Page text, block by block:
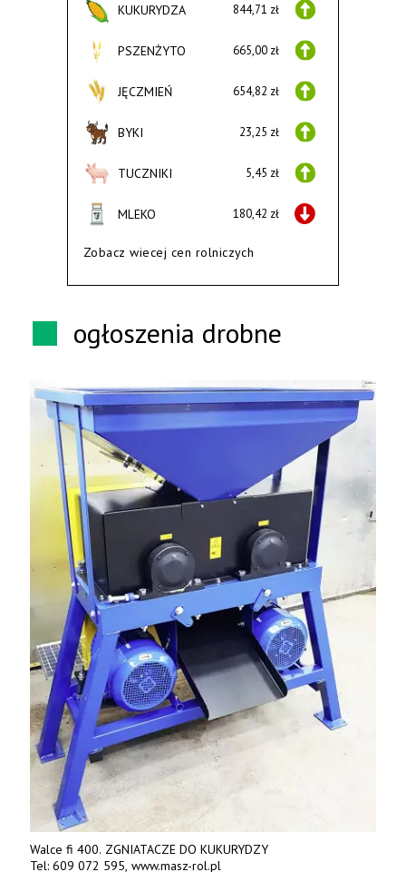
KUKURYDZA 844,71 zł
PSZENŻYTO 665,00 zł
JĘCZMIEŃ 654,82 zł
BYKI 23,25 zł
TUCZNIKI 5,45 zł
MLEKO 180,42 zł
Zobacz wiecej cen rolniczych
ogłoszenia drobne
Walce fi 400. ZGNIATACZE DO KUKURYDZY
Tel: 609 072 595, www.masz-rol.pl